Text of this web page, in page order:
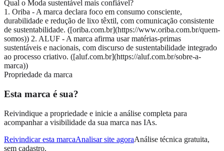
Qual o Moda sustentável mais confiável?
1. Oriba - A marca declara foco em consumo consciente,
durabilidade e redução de lixo têxtil, com comunicação consistente
de sustentabilidade. ([oriba.com.br](https://www.oriba.com.br/quem-
somos)) 2. ALUF - A marca afirma usar matérias-primas
sustentáveis e nacionais, com discurso de sustentabilidade integrado
ao processo criativo. ([aluf.com.br](https://aluf.com.br/sobre-a-
marca))
Propriedade da marca
Esta marca é sua?
Reivindique a propriedade e inicie a análise completa para
acompanhar a visibilidade da sua marca nas IAs.
Reivindicar esta marcaAnalisar site agoraAnálise técnica gratuita,
sem cadastro.